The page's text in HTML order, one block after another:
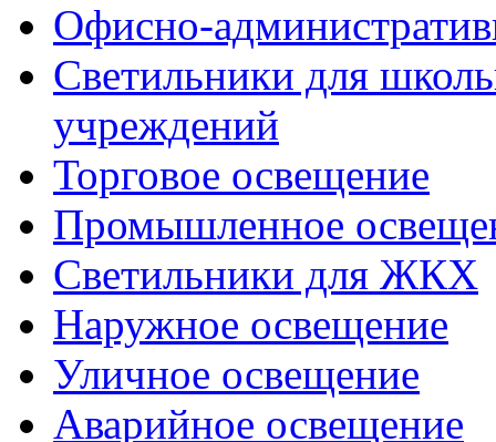
Офисно-
Светильники для
учреждений
Торговое освещение
Промышленное
Светильники для ЖКХ
Наружное освещение
Уличное освещение
Аварийное освещение